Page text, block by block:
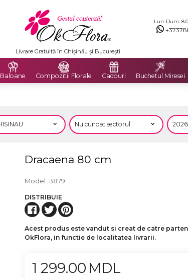
Lun-Dum:
Livrare Gratuită în Chișinău și București
Baloane Compozitii Florale Cadouri Buchetul Miresei
Dracaena 80 cm
Model 3879
DISTRIBUIE
Acest produs este vandut si creat de catre
OkFlora, in functie de localitatea livrarii.
1 299.00 MDL